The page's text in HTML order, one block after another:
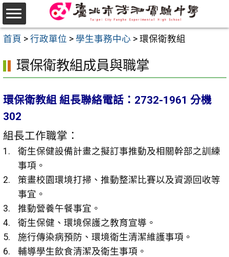
跳
至
主
容
區
首頁 > 行政單位 > 學生事務中心 > 環保衛教組
環保衛教組成員與職掌
環保衛教組 組長聯絡電話：2732-1961 分機
302
組長工作職掌：
衛生保健設備計畫之擬訂事推動及相關幹部之訓練
事項。
策畫校園環境打掃、推動整潔比賽以及資源回收等
事宜。
推動營養午餐事宜。
衛生保健、環境保護之教育宣導。
施行傳染病預防、環境衛生清潔維護事項。
輔導學生飲食清潔及衛生事項。
選
單